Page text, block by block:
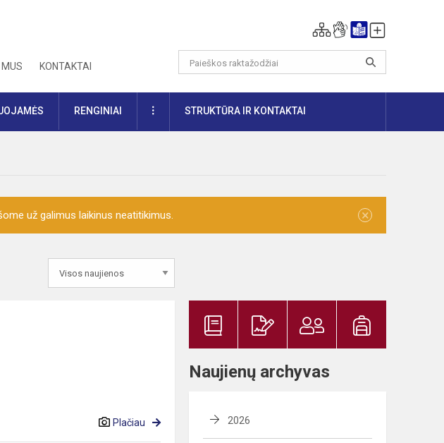
KONTAKTAI
RENGINIAI DAUGIAUSTRUKTŪRA IR KONTAKTAI
už galimus laikinus neatitikimus. ×
Plačiau
Naujienų archyvas
2026